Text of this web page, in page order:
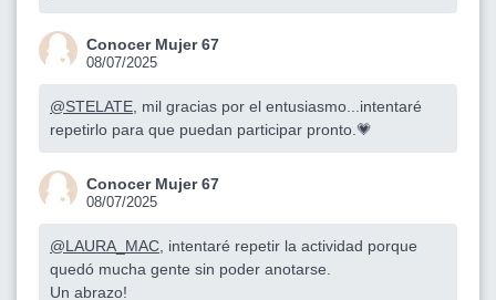
Conocer Mujer 67
08/07/2025
@STELATE , mil gracias por el entusiasmo...intentaré
repetirlo para que puedan participar pronto.💗
Conocer Mujer 67
08/07/2025
@LAURA_MAC , intentaré repetir la actividad porque
quedó mucha gente sin poder anotarse.
Un abrazo!